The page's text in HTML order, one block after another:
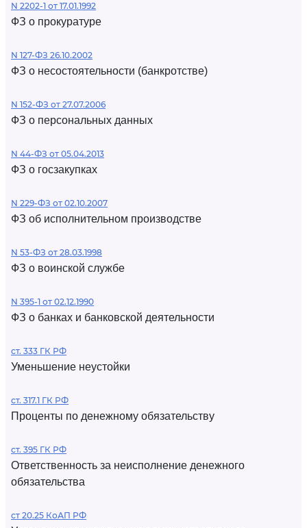
N 2202-1 от 17.01.1992
ФЗ о прокуратуре
N 127-ФЗ 26.10.2002
ФЗ о несостоятельности (банкротстве)
N 152-ФЗ от 27.07.2006
ФЗ о персональных данных
N 44-ФЗ от 05.04.2013
ФЗ о госзакупках
N 229-ФЗ от 02.10.2007
ФЗ об исполнительном производстве
N 53-ФЗ от 28.03.1998
ФЗ о воинской службе
N 395-1 от 02.12.1990
ФЗ о банках и банковской деятельности
ст. 333 ГК РФ
Уменьшение неустойки
ст. 317.1 ГК РФ
Проценты по денежному обязательству
ст. 395 ГК РФ
Ответственность за неисполнение денежного
обязательства
ст 20.25 КоАП РФ